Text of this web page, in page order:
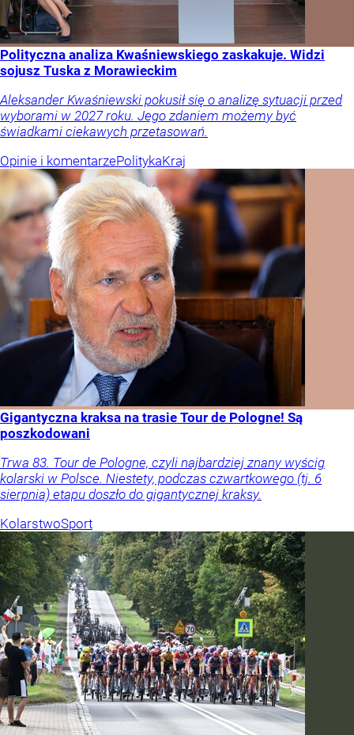
Polityczna analiza Kwaśniewskiego zaskakuje. Widzi
sojusz Tuska z Morawieckim
Aleksander Kwaśniewski pokusił się o analizę sytuacji przed
wyborami w 2027 roku. Jego zdaniem możemy być
świadkami ciekawych przetasowań.
Opinie i komentarzePolitykaKraj
Gigantyczna kraksa na trasie Tour de Pologne! Są
poszkodowani
Trwa 83. Tour de Pologne, czyli najbardziej znany wyścig
kolarski w Polsce. Niestety, podczas czwartkowego (tj. 6
sierpnia) etapu doszło do gigantycznej kraksy.
KolarstwoSport